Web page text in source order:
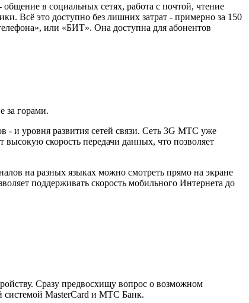
в социальных сетях, работа с почтой, чтение
Всё это доступно без лишних затрат - примерно за 150
или «БИТ». Она доступна для абонентов
за горами.
- и уровня развития сетей связи. Сеть 3G МТС уже
скорость передачи данных, что позволяет
на разных языках можно смотреть прямо на экране
поддерживать скорость мобильного Интернета до
Сразу предвосхищу вопрос о возможном
системой MasterCard и МТС Банк.